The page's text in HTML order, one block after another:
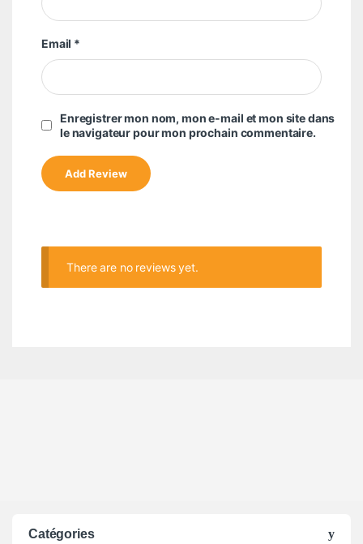
Email *
Enregistrer mon nom, mon e-mail et mon site dans
le navigateur pour mon prochain commentaire.
There are no reviews yet.
Catégories